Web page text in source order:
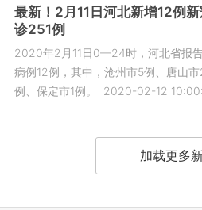
最新！2月11日河北新增12例
诊251例
2020年2月11日0—24时，河北省报
病例12例，其中，沧州市5例、唐山
例、保定市1例。
2020-02-12
加载更多